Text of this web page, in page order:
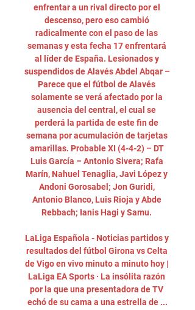
enfrentar a un rival directo por el
descenso, pero eso cambió
radicalmente con el paso de las
semanas y esta fecha 17 enfrentará
al líder de España. Lesionados y
suspendidos de Alavés Abdel Abqar –
Parece que el fútbol de Alavés
solamente se verá afectado por la
ausencia del central, el cual se
perderá la partida de este fin de
semana por acumulación de tarjetas
amarillas. Probable XI (4-4-2) – DT
Luis García – Antonio Sivera; Rafa
Marín, Nahuel Tenaglia, Javi López y
Andoni Gorosabel; Jon Guridi,
Antonio Blanco, Luis Rioja y Abde
Rebbach; Ianis Hagi y Samu.
LaLiga Española - Noticias partidos y
resultados del fútbol Girona vs Celta
de Vigo en vivo minuto a minuto hoy |
LaLiga EA Sports · La insólita razón
por la que una presentadora de TV
echó de su cama a una estrella de ...